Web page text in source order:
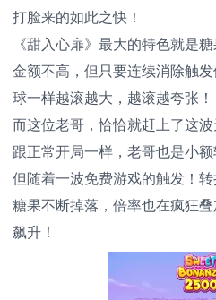
打脸来的如此之快！
《甜入心扉》最大的特色就是
金额不高，但只要连续消除触
球一样越滚越大，越滚越夸张！
而这位老哥，恰恰就赶上了这波
跟正常开局一样，老哥也是小
但随着一波免费游戏的触发！转
糖果不断掉落，倍率也在疯狂
飙升！